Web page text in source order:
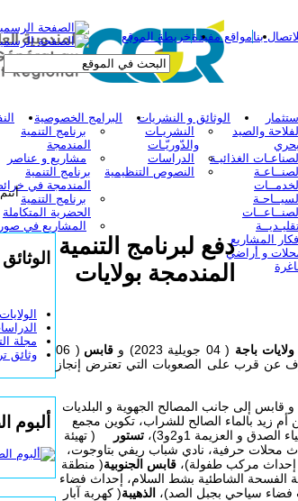
خريطة الموقع مواقع مفيدة بنا
والصيد
الغذائيـة
المشاريع
و أراضي
الوثائق و النشريات
النشريـات
والدّوريّـات
الدراسات
النصوص التنظيمية
البرامج الخصوصية
برنامج التنمية
المندمجة
مشاريع و عناصر
برنامج التنمية
المندمجة في
برنامج التنمية
الحضرية المتكاملة
المشاريع في صور
مجلة
وثائق
ألبوم
دفع لبرنامج التنمية
المندمجة بولايات
ولايات باجة ( 04 جويلية 2023) و قابس
( 06
و التعرف عن قرب على الصعوبات التي تعترض إنجاز
قابس إلى جانب المصالح الجهوية و البلديات
أم زيد بالماء الصالح للشراب، تكوين مجمع
و العزيمة 1و2و3)، تستور ( تهيئة
محلات حرفية، نادي شباب ريفي بتاوجوت،
إحداث مركب طفولة)، قابس الجنوبية( منطقة
الفسحة الشاطئية بشط السلام، إحداث فضاء
فضاء سياحي بجبل الصد)، الذهيبة( كهربة آبار